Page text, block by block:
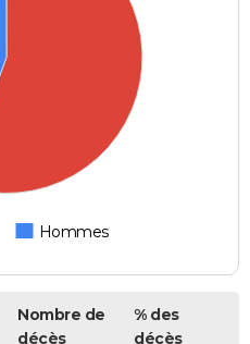
Hommes
Nombre de
décès
% des
décès